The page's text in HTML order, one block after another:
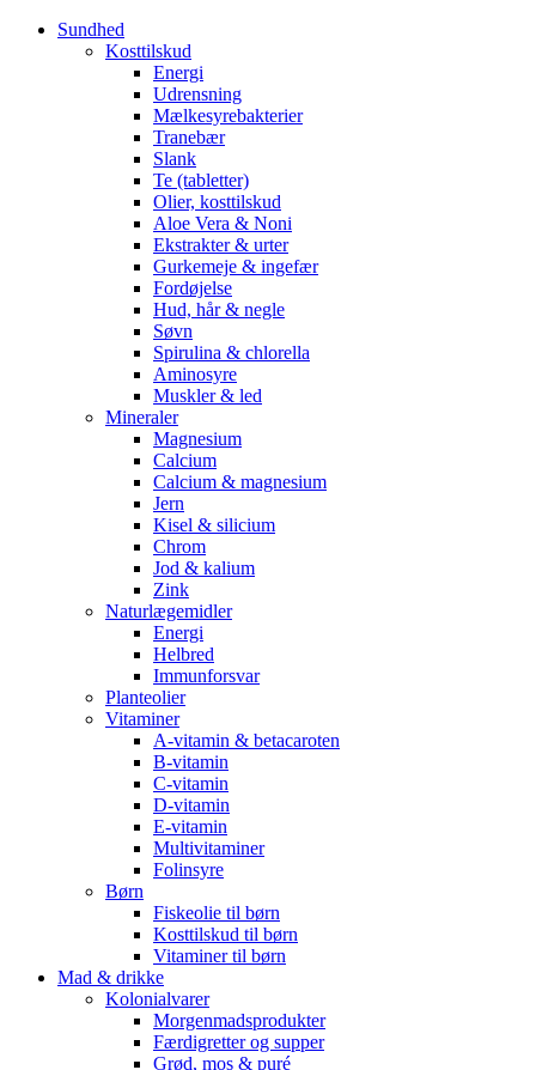
Sundhed
Kosttilskud
Energi
Udrensning
Mælkesyrebakterier
Tranebær
Slank
Te (tabletter)
Olier, kosttilskud
Aloe Vera & Noni
Ekstrakter & urter
Gurkemeje & ingefær
Fordøjelse
Hud, hår & negle
Søvn
Spirulina & chlorella
Aminosyre
Muskler & led
Mineraler
Magnesium
Calcium
Calcium & magnesium
Jern
Kisel & silicium
Chrom
Jod & kalium
Zink
Naturlægemidler
Energi
Helbred
Immunforsvar
Planteolier
Vitaminer
A-vitamin & betacaroten
B-vitamin
C-vitamin
D-vitamin
E-vitamin
Multivitaminer
Folinsyre
Børn
Fiskeolie til børn
Kosttilskud til børn
Vitaminer til børn
Mad & drikke
Kolonialvarer
Morgenmadsprodukter
Færdigretter og supper
Grød, mos & puré